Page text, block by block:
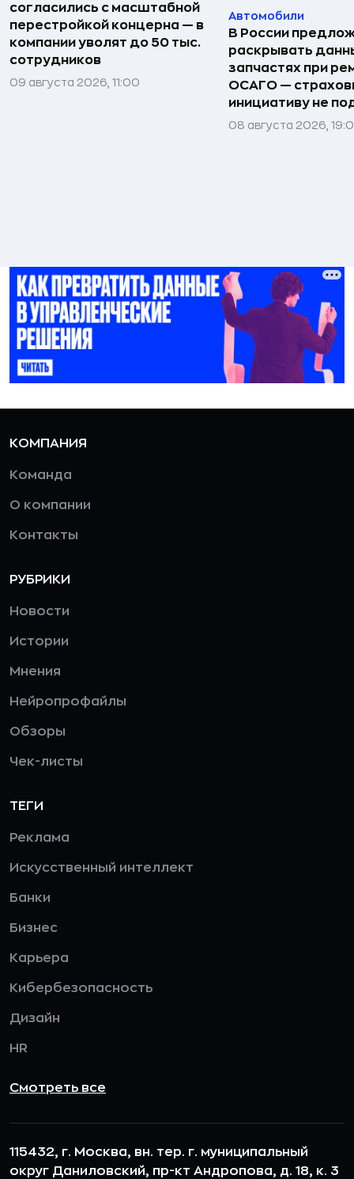
согласились с масштабной
перестройкой концерна — в
компании уволят до 50 тыс.
сотрудников
09 августа 2026, 11:00
Автомобили
В России
раскрывать
запчастях при
ОСАГО —
инициативу не
08 августа 2026,
КОМПАНИЯ
Команда
О компании
Контакты
РУБРИКИ
Новости
Истории
Мнения
Нейропрофайлы
Обзоры
Чек-листы
ТЕГИ
Реклама
Искусственный интеллект
Банки
Бизнес
Карьера
Кибербезопасность
Дизайн
HR
Смотреть все
115432, г. Москва, вн. тер. г. муниципальный
округ Даниловский, пр-кт Андропова, д. 18, к. 3